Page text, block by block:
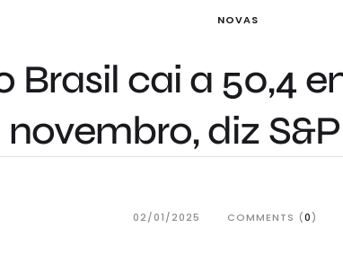
NOVAS
Brasil cai a 50,4
novembro, diz
02/01/2025 COMMENTS (0)